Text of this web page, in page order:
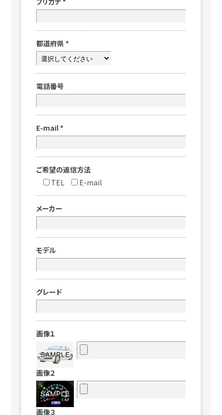
都道府県 *
電話番号
E-mail *
ご希望の返信方法
TEL
E-mail
メーカー
モデル
グレード
画像１
画像２
画像３